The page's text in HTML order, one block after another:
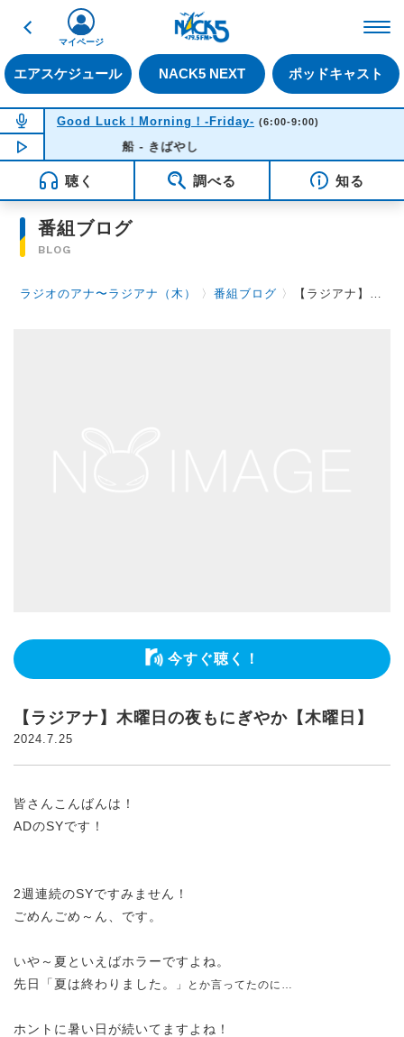
戻る
エアスケジュール NACK5 NEXT ポッドキャスト
マイページ
NOW ON AIR
Good Luck！Morning！-Friday- (6:00-9:00)
NOW PLAYING 06:33
船 - きばやし
聴く 調べる 知る
番組ブログ
BLOG
ラジオのアナ〜ラジアナ（木） 〉番組ブログ 〉 【ラジアナ】木曜日の夜もにぎやか【木曜日】
今すぐ聴く！
【ラジアナ】木曜日の夜もにぎやか【木曜日】
2024.7.25
皆さんこんばんは！
ADのSYです！
2週連続のSYですみません！
ごめんごめ～ん、です。
いや～夏といえばホラーですよね。
先日「夏は終わりました。
」とか言ってたのに…
ホントに暑い日が続いてますよね！